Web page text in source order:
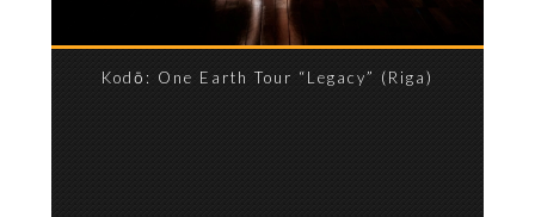
Kodō: One Earth Tour “Legacy” (Riga)